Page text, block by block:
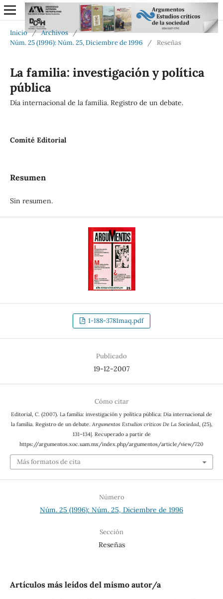
Inicio / Archivos /
Núm. 25 (1996): Núm. 25, Diciembre de 1996
/ Reseñas
La familia: investigación y política
pública
Día internacional de la familia. Registro de un debate.
Comité Editorial
Resumen
Sin resumen.
1-188-3781maq.pdf
Publicado
19-12-2007
Cómo citar
Editorial, C. (2007). La familia: investigación y política pública: Día internacional de
la familia. Registro de un debate. Argumentos Estudios críticos De La Sociedad, (25),
131–134|. Recuperado a partir de
https://argumentos.xoc.uam.mx/index.php/argumentos/article/view/720
Más formatos de cita
Número
Núm. 25 (1996): Núm. 25, Diciembre de 1996
Sección
Reseñas
Artículos más leídos del mismo autor/a